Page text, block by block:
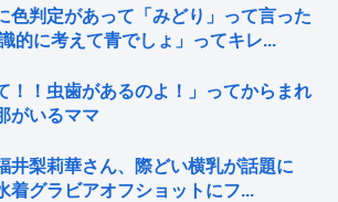
色判定があって「みどり」って言った
的に考えて青でしょ」ってキレ...
！！虫歯があるのよ！」ってからまれ
がいるママ
井梨莉華さん、際どい横乳が話題に
着グラビアオフショットにフ...